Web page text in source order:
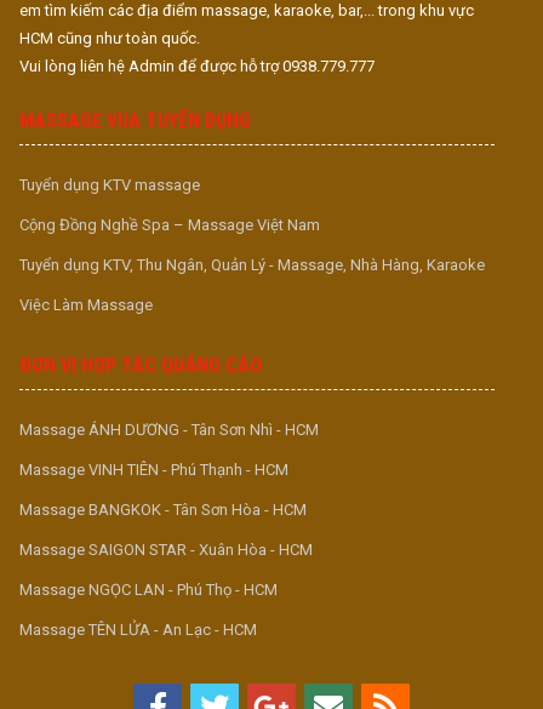
em tìm kiếm các địa điểm massage, karaoke, bar,... trong khu vực
HCM cũng như toàn quốc.
Vui lòng liên hệ Admin để được hỗ trợ 0938.779.777
MASSAGE VUA TUYỂN DỤNG
Tuyển dụng KTV massage
Cộng Đồng Nghề Spa – Massage Việt Nam
Tuyển dụng KTV, Thu Ngân, Quản Lý - Massage, Nhà Hàng, Karaoke
Việc Làm Massage
ĐƠN VỊ HỢP TÁC QUẢNG CÁO
Massage ÁNH DƯƠNG - Tân Sơn Nhì - HCM
Massage VINH TIÊN - Phú Thạnh - HCM
Massage BANGKOK - Tân Sơn Hòa - HCM
Massage SAIGON STAR - Xuân Hòa - HCM
Massage NGỌC LAN - Phú Thọ - HCM
Massage TÊN LỬA - An Lạc - HCM